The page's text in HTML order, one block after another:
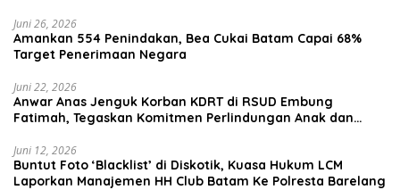
Juni 26, 2026
Amankan 554 Penindakan, Bea Cukai Batam Capai 68%
Target Penerimaan Negara
Juni 22, 2026
Anwar Anas Jenguk Korban KDRT di RSUD Embung
Fatimah, Tegaskan Komitmen Perlindungan Anak dan
Juni 12, 2026
Buntut Foto ‘Blacklist’ di Diskotik, Kuasa Hukum LCM
Laporkan Manajemen HH Club Batam Ke Polresta Barelang